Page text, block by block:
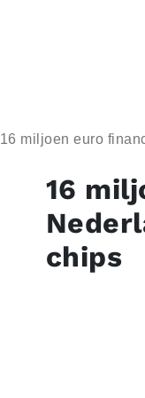
16 miljoen euro
16
chips